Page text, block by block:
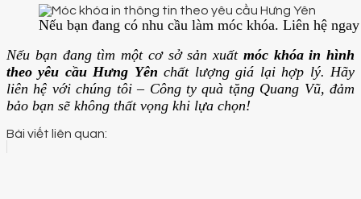
Nếu bạn đang có nhu cầu làm móc khóa. Liên hệ
Nếu bạn đang tìm một cơ sở sản xuất móc khóa in hình
theo yêu cầu Hưng Yênchất lượng giá lại hợp lý. Hãy
liên hệ với chúng tôi – Công ty quà tặng Quang Vũ, đảm
bảo bạn sẽ không thất vọng khi lựa chọn!
Bài viết liên quan: